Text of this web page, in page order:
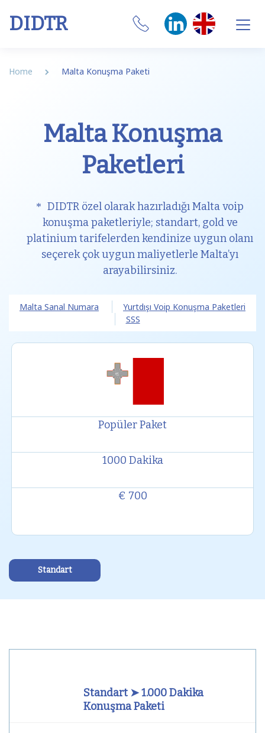
DIDTR
Features
Our Softphone
SIM
Internet
Home Malta Konuşma Paketi
Malta Konuşma
Paketleri
DIDTR özel olarak hazırladığı Malta voip
konuşma paketleriyle; standart, gold ve
platinium tarifelerden kendinize uygun olanı
seçerek çok uygun maliyetlerle Malta’yı
arayabilirsiniz.
Malta Sanal Numara
Yurtdışı Voip Konuşma Paketleri
SSS
Popüler Paket
1000 Dakika
€ 700
Standart
Standart ➤ 1.000 Dakika
Konuşma Paketi